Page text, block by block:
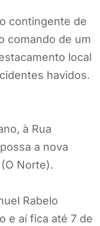
contingente de
comando de um
local
havidos.
à Rua
a nova
Norte).
Rabelo
e aí fica até 7 de